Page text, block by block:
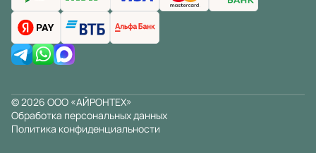
© 2026 ООО «АЙРОНТЕХ»
Обработка персональных данных
Политика конфиденциальности